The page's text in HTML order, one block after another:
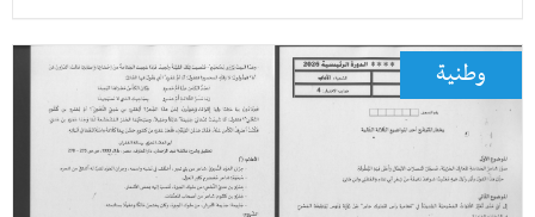
وطنية